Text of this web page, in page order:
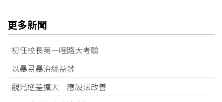
更多新聞
初任校長第一哩路大考驗
以暴易暴治絲益棼
觀光逆差擴大 應設法改善